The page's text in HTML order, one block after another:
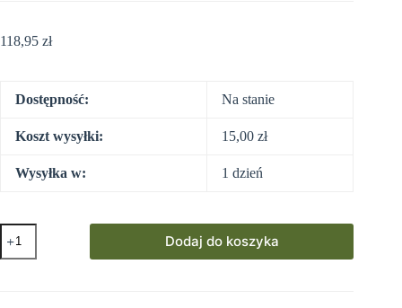
118,95 zł
Dostępność: Na stanie
Koszt wysyłki: 15,00 zł
Wysyłka w: 1 dzień
ilość
Sople
led
Dodaj do koszyka